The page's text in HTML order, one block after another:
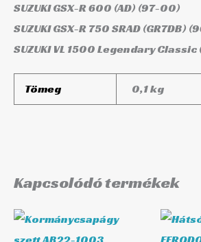
SUZUKI GSX-R 600 (AD) (97-00)
SUZUKI GSX-R 750 SRAD (GR7DB)
SUZUKI VL 1500 Legendary
Tömeg 0,1 kg
Kapcsolódó termékek